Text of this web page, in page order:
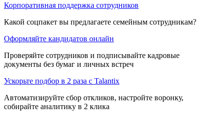
Корпоративная поддержка сотрудников
Какой соцпакет вы предлагаете семейным сотрудникам?
Оформляйте кандидатов онлайн
Проверяйте сотрудников и подписывайте кадровые
документы без бумаг и личных встреч
Ускорьте подбор в 2 раза с Talantix
Автоматизируйте сбор откликов, настройте воронку,
собирайте аналитику в 2 клика